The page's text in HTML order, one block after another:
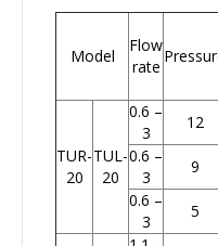
Model
Flow
rate
TUR-
20
TUL-
20
0.6 –
3
12
0.6 –
3
9
0.6 –
3
5